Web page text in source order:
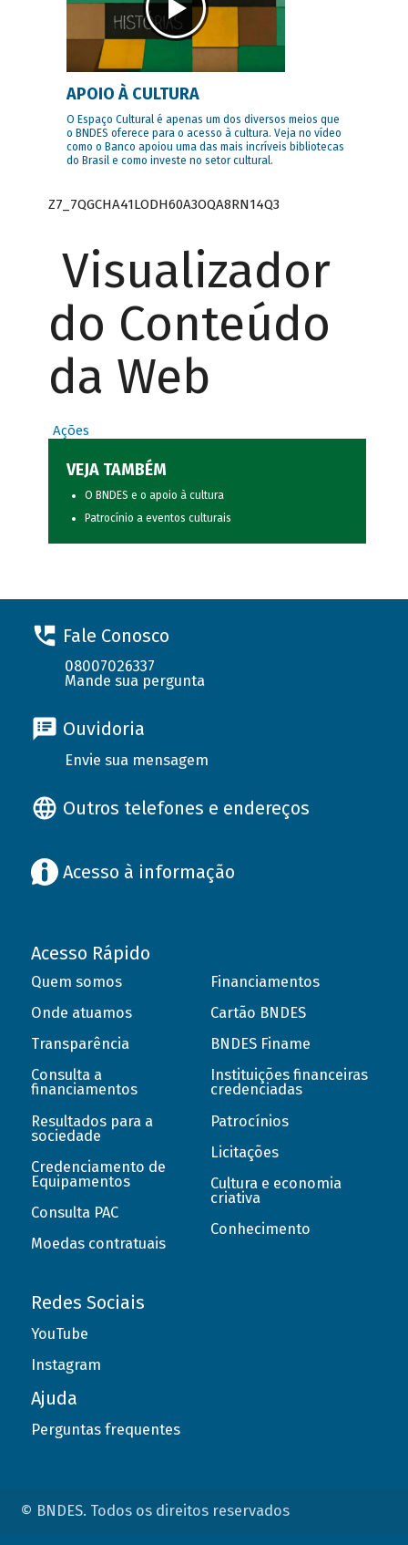
APOIO À CULTURA
O Espaço Cultural é apenas um dos diversos meios que
o BNDES oferece para o acesso à cultura. Veja no vídeo
como o Banco apoiou uma das mais incríveis bibliotecas
do Brasil e como investe no setor cultural.
Z7_7QGCHA41LODH60A3OQA8RN14Q3
Visualizador
do Conteúdo
da Web
Ações
VEJA TAMBÉM
O BNDES e o apoio à cultura
Patrocínio a eventos culturais
Fale Conosco
08007026337
Mande sua pergunta
Ouvidoria
Envie sua mensagem
Outros telefones e endereços
Acesso à informação
Acesso Rápido
Quem somos
Onde atuamos
Transparência
Consulta a
financiamentos
Resultados para a
sociedade
Credenciamento de
Equipamentos
Consulta PAC
Moedas contratuais
Financiamentos
Cartão BNDES
BNDES Finame
Instituições financeiras
credenciadas
Patrocínios
Licitações
Cultura e economia
criativa
Conhecimento
Redes Sociais
YouTube
Instagram
Ajuda
Perguntas frequentes
© BNDES. Todos os direitos reservados